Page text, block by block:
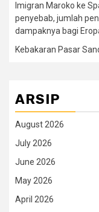
Imigran Maroko ke
penyebab, jumlah
dampaknya bagi
Kebakaran Pasar
ARSIP
August 2026
July 2026
June 2026
May 2026
April 2026